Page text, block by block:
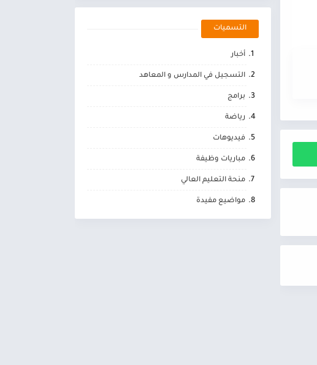
التسميات
أخبار
التسجيل في المدارس و المعاهد
برامج
رياضة
فيديوهات
مباريات وظيفة
منحة التعليم العالي
مواضيع مفيدة